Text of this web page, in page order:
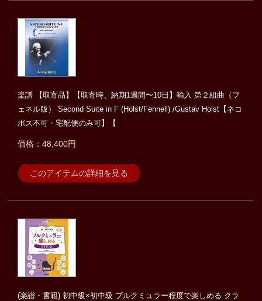
楽譜 【取寄品】【取寄時、納期1週間〜10日】輸入 第２組曲（フ
ェネル版） Second Suite in F (Holst/Fennell) /Gustav Holst【ネコ
ポス不可・宅配便のみ可】【
価格：48,400円
このアイテムの詳細を見る
(楽譜・書籍) 初中級×初中級 ブルクミュラー程度で楽しめる クラ